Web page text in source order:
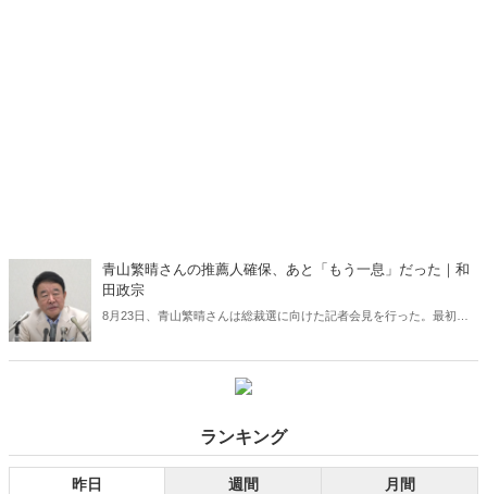
青山繁晴さんの推薦人確保、あと「もう一息」だった｜和
田政宗
8月23日、青山繁晴さんは総裁選に向けた記者会見を行った。最初に
として青山さんを扱わなかったのである――。（サムネイルは「青山
繁晴チャンネル・ぼくらの国会」より）
ランキング
昨日 週間 月間